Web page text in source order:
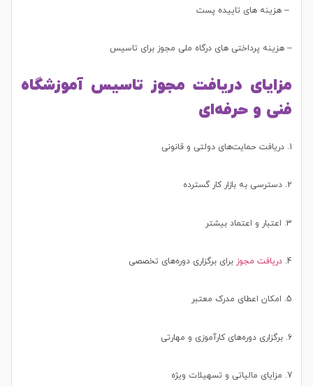
– هزینه های تاییده پست
– هزینه پرداختی های درگاه ملی مجوز برای تاسیس
مزایای دریافت مجوز تاسیس آموزشگاه
فنی و حرفه‌ای
1. دریافت حمایت‌های دولتی و قانونی
2. دسترسی به بازار کار گسترده
3. اعتبار و اعتماد بیشتر
4. دریافت مجوز برای برگزاری دوره‌های تخصصی
5. امکان اعطای مدرک معتبر
6. برگزاری دوره‌های کارآموزی و مهارتی
7. مزایای مالیاتی و تسهیلات ویژه